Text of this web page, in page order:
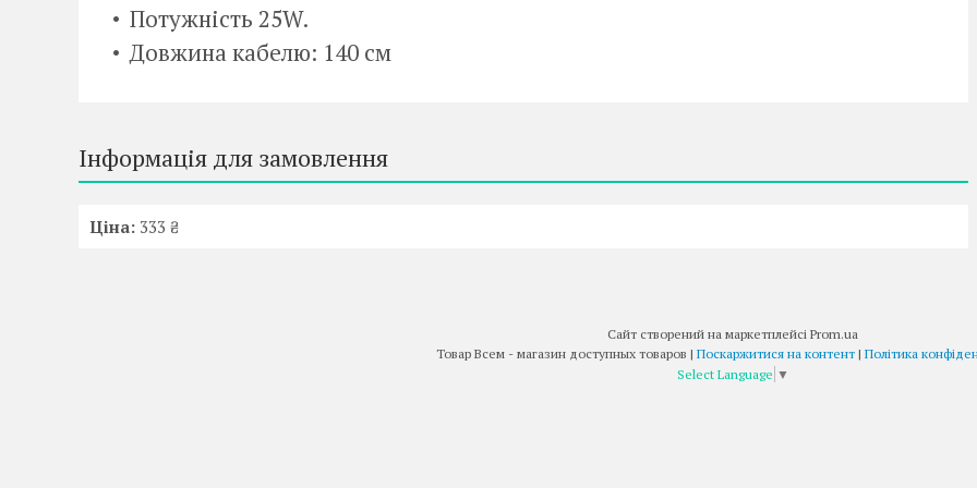
Потужність 25W.
Довжина кабелю: 140 см
Інформація для замовлення
Ціна: 333 ₴
Сайт створений на маркетплейсі Prom.ua
Товар Всем - магазин доступных товаров | Поскаржитися на контент | Політика
Select Language ▼